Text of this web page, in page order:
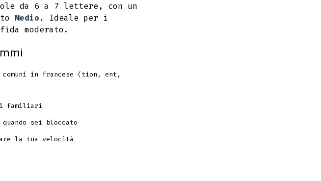
da 6 a 7 lettere, con un
Medio. Ideale per i
moderato.
in francese (tion, ent,
familiari
sei bloccato
la tua velocità